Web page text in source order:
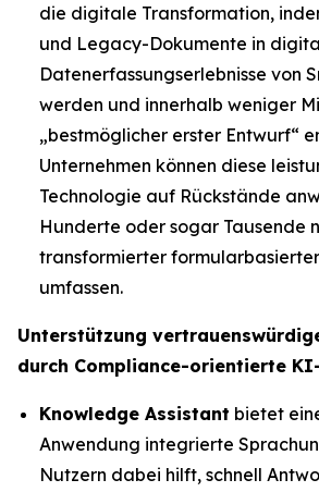
die digitale Transformation,
und Legacy-Dokumente in
Datenerfassungserlebnisse von
werden und innerhalb weniger
„bestmöglicher erster Entwurf“
Unternehmen können diese
Technologie auf Rückstände
Hunderte oder sogar Tausende
transformierter formularbasierter
umfassen.
Unterstützung
durch Compliance-orientierte
Knowledge Assistant bietet
Anwendung integrierte
Nutzern dabei hilft, schnell